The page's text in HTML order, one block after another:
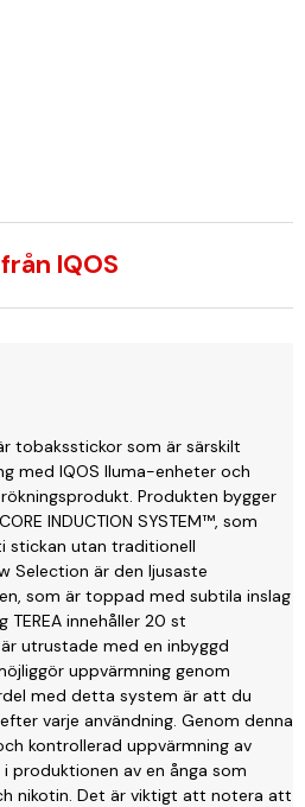
IQOS
tobaksstickor som är särskilt
med IQOS Iluma-enheter och
Produkten bygger
INDUCTION SYSTEM™, som
stickan utan traditionell
Selection är den ljusaste
som är toppad med subtila inslag
TEREA innehåller 20 st
utrustade med en inbyggd
uppvärmning genom
med detta system är att du
varje användning. Genom denna
kontrollerad uppvärmning av
produktionen av en ånga som
nikotin. Det är viktigt att notera att